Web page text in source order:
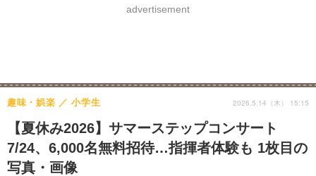
8月開催学校説明会・相談会
advertisement
【夏休み2026】サマーステップコンサート
7/24、6,000名無料招待…指揮者体験も 1枚目の
写真・画像
趣味・娯楽 小学生 2026.5.14（木） 15:15